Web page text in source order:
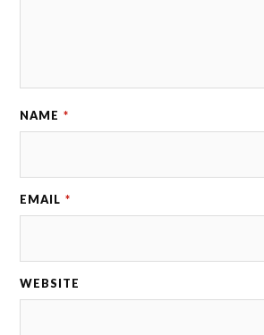
NAME *
EMAIL *
WEBSITE